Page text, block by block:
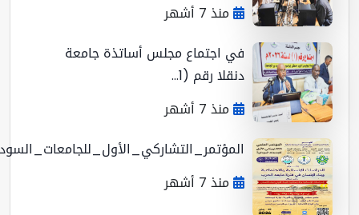
منذ 7 أشهر
في اجتماع مجلس أساتذة جامعة
دنقلا رقم (1...
منذ 7 أشهر
المؤتمر_التشاركي_الأول_للجامعات_السوداني...
منذ 7 أشهر